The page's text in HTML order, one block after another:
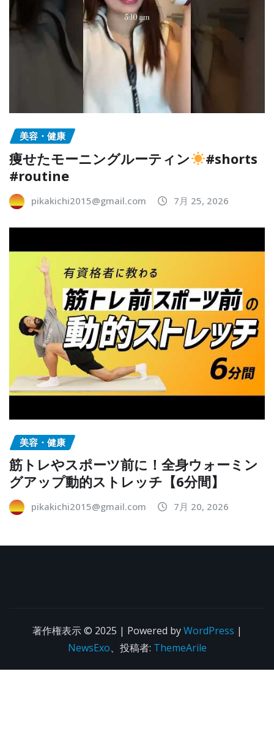
美容・健康
痩せたモーニングルーティン
#shorts
#routine
pikakichi2015@gmail.com 7月 25, 2026
美容・健康
筋トレやスポーツ前に！全身ウォーミン
グアップ動的ストレッチ【6分間】
pikakichi2015@gmail.com 7月 20, 2026
著作権表示 © 2025 | Powered byWordPress |
NewsExo、投稿者: ThemeArile